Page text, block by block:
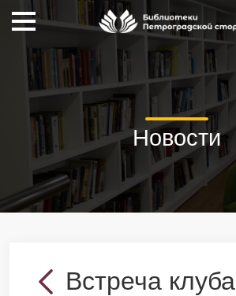
Новости
Встреча клуба